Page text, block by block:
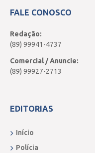
FALE CONOSCO
Redação:
(89) 99941-4737
Comercial / Anuncie:
(89) 99927-2713
EDITORIAS
Início
Polícia